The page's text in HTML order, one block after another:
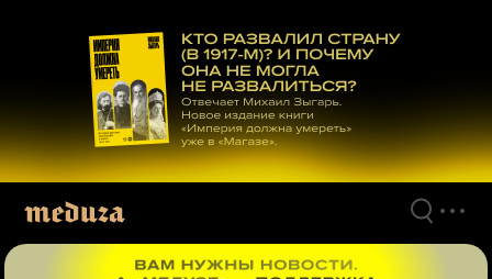
материалам